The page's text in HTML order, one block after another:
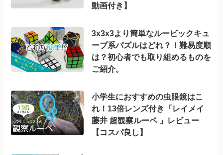
動画付き】
3x3x3より簡単なルービックキュ
ーブ系パズルはどれ？！難易度順
は？初心者でも取り組めるものを
ご紹介。
小学生におすすめの虫眼鏡はこ
れ！13倍レンズ付き「レイメイ
藤井 超観察ルーペ 」レビュー
【コスパ良し】